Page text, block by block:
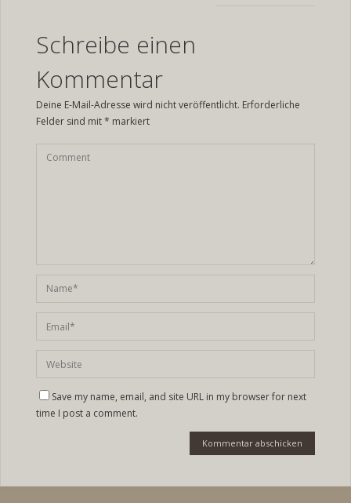
Schreibe einen
Kommentar
Deine E-Mail-Adresse wird nicht veröffentlicht. Erforderliche
Felder sind mit* markiert
Save my name, email, and site URL in my browser for next
time I post a comment.